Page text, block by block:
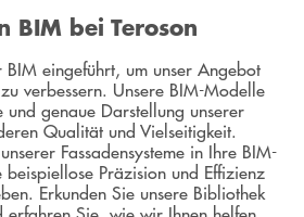
BIM bei Teroson
BIM eingeführt, um unser Angebot
verbessern. Unsere BIM-Modelle
genaue Darstellung unserer
Qualität und Vielseitigkeit.
Fassadensysteme in Ihre BIM-
Präzision und Effizienz
Erkunden Sie unsere Bibliothek